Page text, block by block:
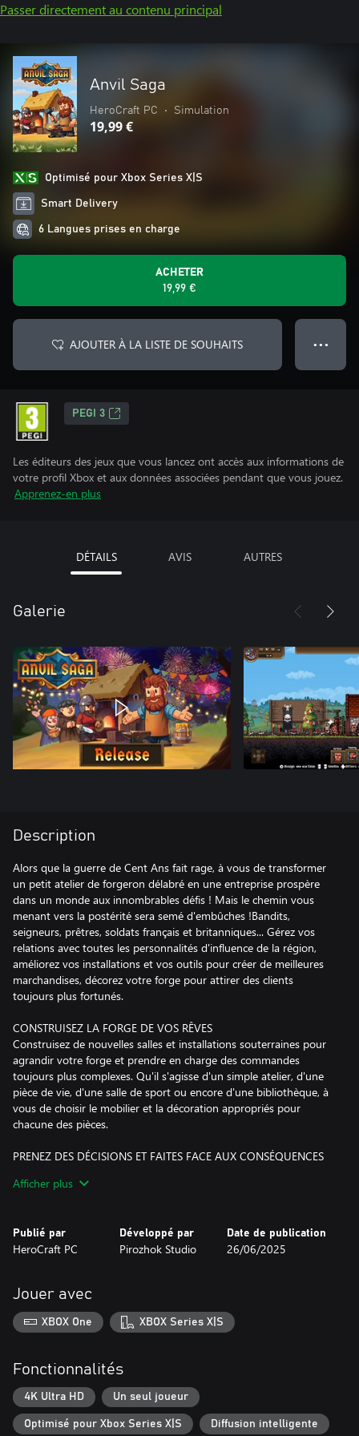
Passer directement au contenu principal
Anvil Saga
HeroCraft PC • Simulation
19,99 €
Optimisé pour Xbox Series X|S
Smart Delivery
6 Langues prises en charge
ACHETER
19,99 €
AJOUTER À LA LISTE DE SOUHAITS ● ● ●
PEGI 3
Les éditeurs des jeux que vous lancez ont accès aux informations de
votre profil Xbox et aux données associées pendant que vous jouez.
Apprenez-en plus
DÉTAILS AVIS AUTRES
Galerie
Description
Alors que la guerre de Cent Ans fait rage, à vous de transformer
un petit atelier de forgeron délabré en une entreprise prospère
dans un monde aux innombrables défis ! Mais le chemin vous
menant vers la postérité sera semé d'embûches !Bandits,
seigneurs, prêtres, soldats français et britanniques... Gérez vos
relations avec toutes les personnalités d'influence de la région,
améliorez vos installations et vos outils pour créer de meilleures
marchandises, décorez votre forge pour attirer des clients
toujours plus fortunés.
CONSTRUISEZ LA FORGE DE VOS RÊVES
Construisez de nouvelles salles et installations souterraines pour
agrandir votre forge et prendre en charge des commandes
toujours plus complexes. Qu'il s'agisse d'un simple atelier, d'une
pièce de vie, d'une salle de sport ou encore d'une bibliothèque, à
vous de choisir le mobilier et la décoration appropriés pour
chacune des pièces.
PRENEZ DES DÉCISIONS ET FAITES FACE AUX CONSÉQUENCES
métier que vous devrez gérer d'une main de maître ! À vous
faveurs. Les commandes que vous décidez de réaliser et la
manière dont vous traitez avec chaque faction influencent le
tragiques que drôles ou inattendues.
FAITES-VOUS UN NOM PARMI LES PLUS GRANDS FORGERONS
Gérez vos commandes et augmentez votre niveau de prestige
votre atelier. Pour cela, restez toujours à l'affût des demandes les
une somptueuse bague pour sa fille ou encore celle de l'émissaire
du roi désirant forger une épée unique au monde.
Afficher plus
Publié par
HeroCraft PC
Développé par
Pirozhok Studio
Date de publication
26/06/2025
Jouer avec
XBOX One XBOX Series X|S
Fonctionnalités
4K Ultra HD Un seul joueur
Optimisé pour Xbox Series X|S Diffusion intelligente